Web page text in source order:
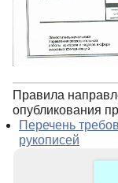
Правила
опубликования
Перечень
рукописей